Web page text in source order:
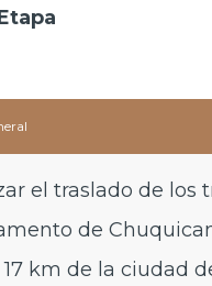
el traslado de los
de
km de la ciudad